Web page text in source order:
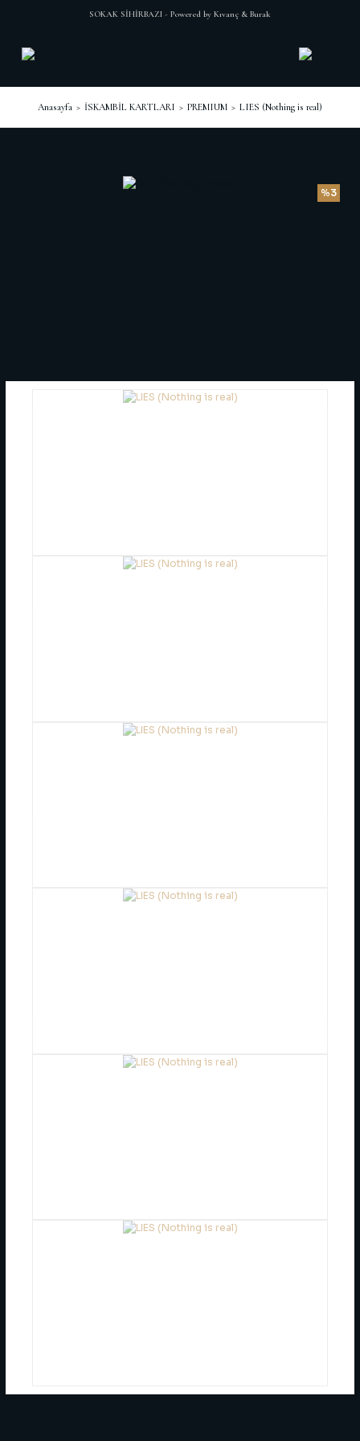
SOKAK SİHİRBAZI - Powered by Kıvanç & Burak
Anasayfa İSKAMBİL KARTLARI PREMIUM LIES (Nothing is real)
%3